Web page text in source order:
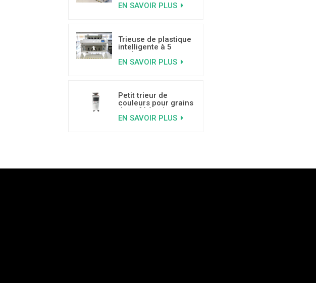
spéciale, avec de
EN SAVOIR PLUS
Trieuse de plastique
intelligente à 5
goulottes
EN SAVOIR PLUS
Petit trieur de
couleurs pour grains
de café à prix
abordable
EN SAVOIR PLUS